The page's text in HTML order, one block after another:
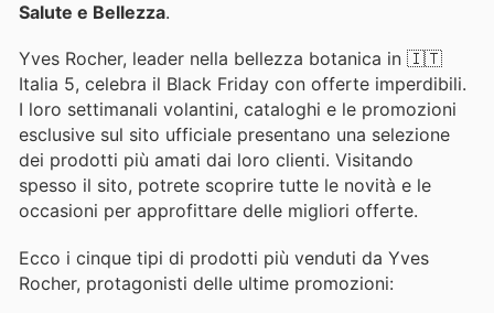
Salute e Bellezza.
Yves Rocher, leader nella bellezza botanica in 🇮🇹
Italia 5, celebra il Black Friday con offerte imperdibili.
I loro settimanali volantini, cataloghi e le promozioni
esclusive sul sito ufficiale presentano una selezione
dei prodotti più amati dai loro clienti. Visitando
spesso il sito, potrete scoprire tutte le novità e le
occasioni per approfittare delle migliori offerte.
Ecco i cinque tipi di prodotti più venduti da Yves
Rocher, protagonisti delle ultime promozioni: